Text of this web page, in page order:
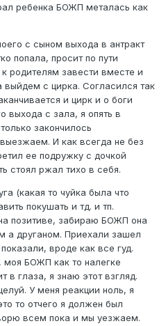
ребенка БОЖП металась как
с сыном выхода в антракт
попала, просит по пути
родителям завести вместе и
выйдем с цирка. Согласился так
и цирк и о боги
выхода с зала, я опять в
закончилось
И как всегда не без
ее подружку с дочкой
стоял ржал тихо в себя.
(какая то чуйка была что
покушать и тд. и тп.
позитиве, забираю БОЖП она
а друганом. Приехали зашел
вроде как все гуд.
моя БОЖП как то налегке
в глаза, я знаю этот взгляд.
У меня реакции ноль, я
то отчего я должен был
всем пока и мы уезжаем.